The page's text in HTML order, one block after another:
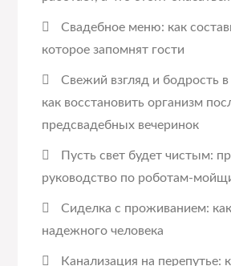
Свадебное меню: как
которое запомнят гости
Свежий взгляд и бодрость
как восстановить организм
предсвадебных вечеринок
Пусть свет будет чистым:
руководство по роботам-
Сиделка с проживанием:
надежного человека
Канализация на перепутье: